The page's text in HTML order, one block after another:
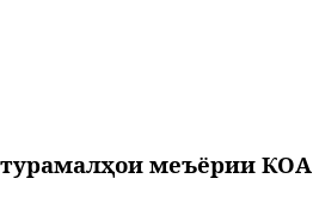
меъёрии